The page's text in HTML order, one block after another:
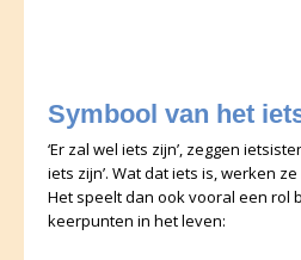
Symbool van het
‘Er zal wel iets zijn’, zeggen
iets zijn’. Wat dat iets is, werken
Het speelt dan ook vooral een rol
keerpunten in het leven: